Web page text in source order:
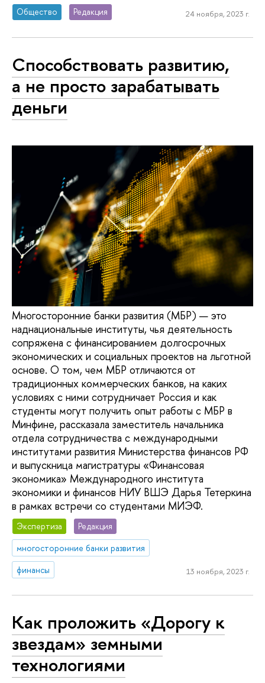
Общество Редакция 24 ноября, 2023 г.
Способствовать развитию,
а не просто зарабатывать
деньги
Многосторонние банки развития (МБР) — это
наднациональные институты, чья деятельность
сопряжена с финансированием долгосрочных
экономических и социальных проектов на льготной
основе. О том, чем МБР отличаются от
традиционных коммерческих банков, на каких
условиях с ними сотрудничает Россия и как
студенты могут получить опыт работы с МБР в
Минфине, рассказала заместитель начальника
отдела сотрудничества с международными
институтами развития Министерства финансов РФ
и выпускница магистратуры «Финансовая
экономика» Международного института
экономики и финансов НИУ ВШЭ Дарья Тетеркина
в рамках встречи со студентами МИЭФ.
Экспертиза
Редакция
многосторонние банки развития
финансы
13 ноября, 2023 г.
Как проложить «Дорогу к
звездам» земными
технологиями